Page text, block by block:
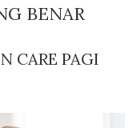
BENAR
CARE PAGI